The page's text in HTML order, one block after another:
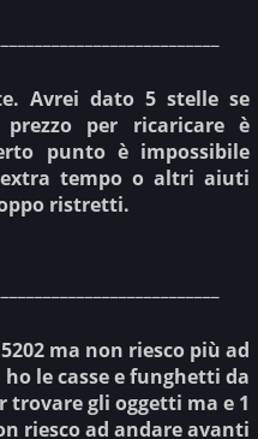
Avrei dato 5 stelle se
per ricaricare è
punto è impossibile
tempo o altri aiuti
ristretti.
ma non riesco più ad
le casse e funghetti da
trovare gli oggetti ma e 1
riesco ad andare avanti